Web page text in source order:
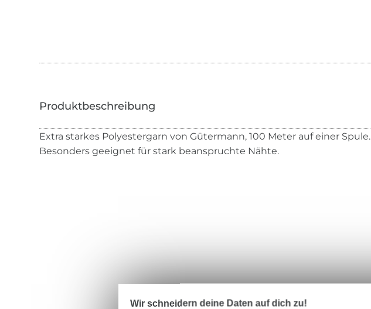
Extra starkes Polyestergarn von Gütermann, 100 Meter auf einer Spule.
Besonders geeignet für stark beanspruchte Nähte.
Wir schneidern deine Daten auf dich zu!